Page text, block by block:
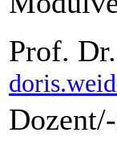
Prof.